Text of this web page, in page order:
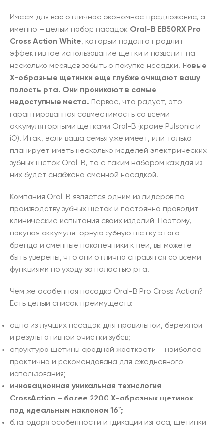
Имеем для вас отличное экономное предложение, а
именно – целый набор насадок Oral-B EB50RX Pro
Cross Action White, который надолго продлит
эффективное использование щетки и позволит на
несколько месяцев забыть о покупке насадки. Новые
X-образные щетинки еще глубже очищают вашу
полость рта. Они проникают в самые
недоступные места. Первое, что радует, это
гарантированная совместимость со всеми
аккумуляторными щетками Oral-B (кроме Pulsonic и
iO). Итак, если ваша семья уже имеет, или только
планирует иметь несколько моделей электрических
зубных щеток Oral-B, то с таким набором каждая из
них будет снабжена сменной насадкой.
Компания Oral-B является одним из лидеров по
производству зубных щеток и постоянно проводит
клинические испытания своих изделий. Поэтому,
покупая аккумуляторную зубную щетку этого
бренда и сменные наконечники к ней, вы можете
быть уверены, что они отлично справятся со всеми
функциями по уходу за полостью рта.
Чем же особенная насадка Oral-B Pro Cross Action?
Есть целый список преимуществ:
одна из лучших насадок для правильной, бережной
и результативной очистки зубов;
структура щетины средней жесткости – наиболее
практична и рекомендована для ежедневного
использования;
инновационная уникальная технология
CrossAction – более 2200 Х-образных щетинок
под идеальным наклоном 16˚;
благодаря особенности индикации износа, щетинки